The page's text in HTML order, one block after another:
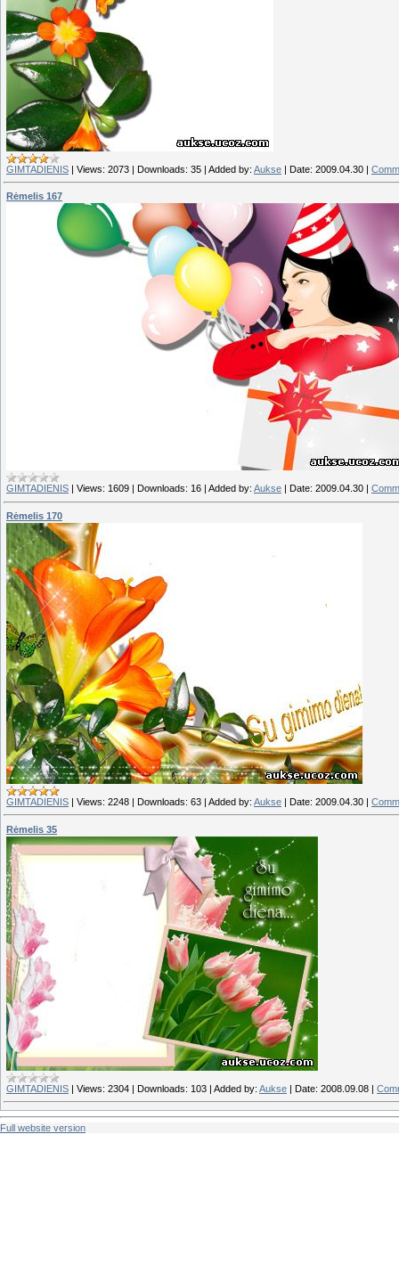
GIMTADIENIS | Views: 2073 | Downloads: 35 | Added by: Aukse | Date: 2009.04.30 |
Rėmelis 167
GIMTADIENIS Views: 1609 Downloads: 16 Added by: Aukse Date: 2009.04.30
Rėmelis 170
GIMTADIENIS | Views: 2248 | Downloads: 63 | Added by: Aukse | Date: 2009.04.30 |
Rėmelis 35
GIMTADIENIS | Views: 2304 | Downloads: 103 | Added by: Aukse | Date: 2008.09.08 |
Full website version